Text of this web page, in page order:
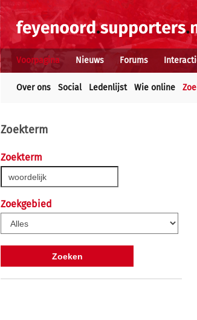
Voorpagina Nieuws Forums
Over ons Social Ledenlijst Wie online
Zoekterm
Zoekterm
Zoekgebied